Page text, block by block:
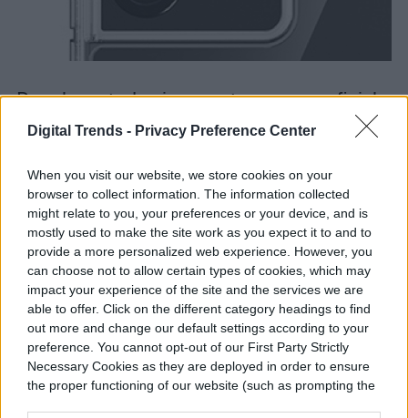
Digital Trends - Privacy Preference Center
When you visit our website, we store cookies on your
browser to collect information. The information collected
might relate to you, your preferences or your device, and is
mostly used to make the site work as you expect it to and to
provide a more personalized web experience. However, you
can choose not to allow certain types of cookies, which may
impact your experience of the site and the services we are
able to offer. Click on the different category headings to find
out more and change our default settings according to your
preference. You cannot opt-out of our First Party Strictly
Necessary Cookies as they are deployed in order to ensure
the proper functioning of our website (such as prompting the
Por ahora, todo sigue en terreno no oficial,
así que conviene tomar estas filtraciones
reportes cruzados sugiere que Sony sí
estaría preparando un cambio relevante
para su próxima generación de Xperia.
Diego Bastarrica
Senior Editor